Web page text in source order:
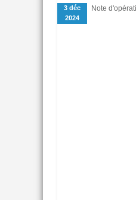
3 déc
2024
Note